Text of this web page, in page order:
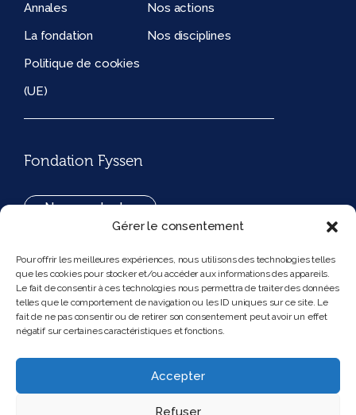
Gérer le consentement
Pour offrir les meilleures expériences, nous utilisons des technologies telles
que les cookies pour stocker et/ou accéder aux informations des appareils.
Le fait de consentir à ces technologies nous permettra de traiter des données
telles que le comportement de navigation ou les ID uniques sur ce site. Le
fait de ne pas consentir ou de retirer son consentement peut avoir un effet
négatif sur certaines caractéristiques et fonctions.
Accepter
Refuser
Annales
Nos actions
La fondation
Nos disciplines
Politique de cookies
(UE)
Fondation Fyssen
Nous contacter
194, rue de Rivoli 75001 Paris France
Nous suivre